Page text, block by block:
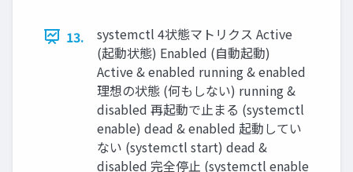
13.
systemctl 4状態マトリクス Active
(起動状態) Enabled (自動起動)
Active & enabled running & enabled
理想の状態 (何もしない) running &
disabled 再起動で止まる (systemctl
enable) dead & enabled 起動してい
ない (systemctl start) dead &
disabled 完全停止 (systemctl enable